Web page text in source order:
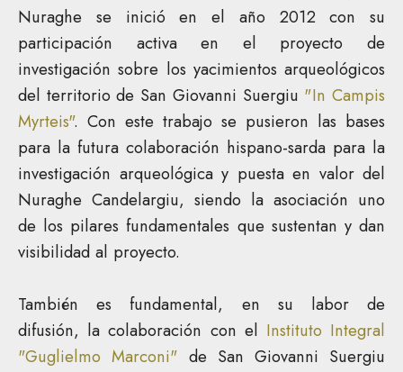
Nuraghe se inició en el año 2012 con su
participación activaen el proyecto de
investigación sobre los yacimientos arqueológicos
del territorio de San Giovanni Suergiu "In Campis
Myrteis". Con este trabajo se pusieron las bases
para la futura colaboración hispano-sarda para la
investigación arqueológica y puesta en valor del
Nuraghe Candelargiu, siendo la asociación uno
de los pilares fundamentales que sustentan y dan
visibilidad al proyecto.
También es fundamental, en su labor de
difusión, la colaboración con el Instituto Integral
"Guglielmo Marconi" de San Giovanni Suergiu